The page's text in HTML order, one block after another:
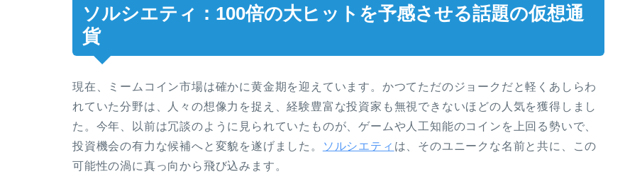
ソルシエティ：100倍の大ヒットを予感させる話題の仮想通
貨
現在、ミームコイン市場は確かに黄金期を迎えています。かつてただのジョークだと軽くあしらわ
れていた分野は、人々の想像力を捉え、経験豊富な投資家も無視できないほどの人気を獲得しまし
た。今年、以前は冗談のように見られていたものが、ゲームや人工知能のコインを上回る勢いで、
投資機会の有力な候補へと変貌を遂げました。
ソルシエティ は、そのユニークな名前と共に、この
可能性の渦に真っ向から飛び込みます。